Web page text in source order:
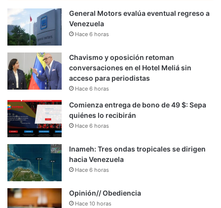
General Motors evalúa eventual regreso a
Venezuela
Hace 6 horas
Chavismo y oposición retoman
conversaciones en el Hotel Meliá sin
acceso para periodistas
Hace 6 horas
Comienza entrega de bono de 49 $: Sepa
quiénes lo recibirán
Hace 6 horas
Inameh: Tres ondas tropicales se dirigen
hacia Venezuela
Hace 6 horas
Opinión// Obediencia
Hace 10 horas